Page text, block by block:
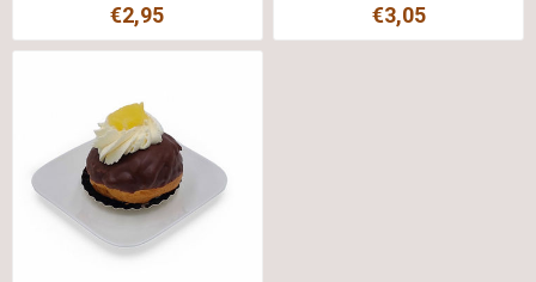
€2,95 €3,05